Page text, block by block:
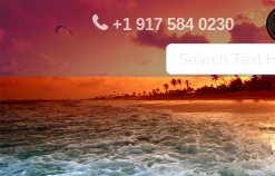
+1 917 584 0230